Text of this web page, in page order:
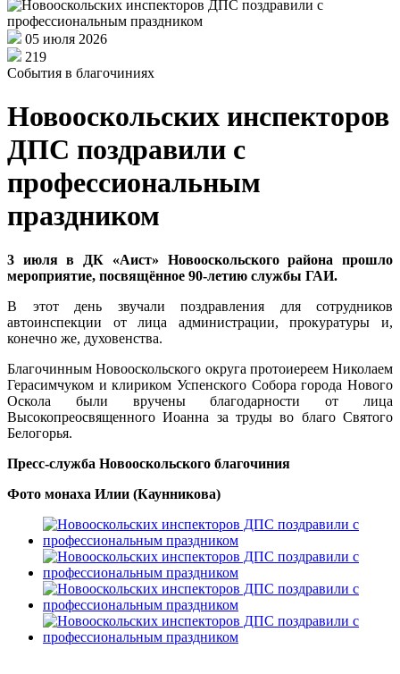
05 июля 2026
219
События в благочиниях
Новооскольских инспекторов
ДПС поздравили с
профессиональным
праздником
3 июля в ДК «Аист» Новооскольского района прошло
мероприятие, посвящённое 90-летию службы ГАИ.
В этот день звучали поздравления для сотрудников
автоинспекции от лица администрации, прокуратуры и,
конечно же, духовенства.
Благочинным Новооскольского округа протоиереем Николаем
Герасимчуком и клириком Успенского Собора города Нового
Оскола были вручены благодарности от лица
Высокопреосвященного Иоанна за труды во благо Святого
Белогорья.
Пресс-служба Новооскольского благочиния
Фото монаха Илии (Каунникова)